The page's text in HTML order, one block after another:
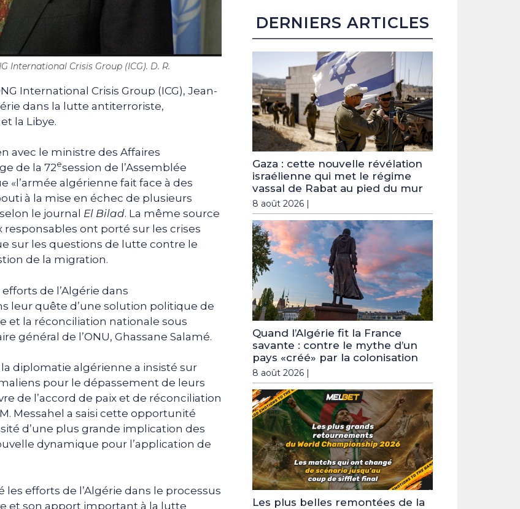
International Crisis Group (ICG). D. R.
International Crisis Group (ICG), Jean-
dans la lutte antiterroriste,
la Libye.
avec le ministre des Affaires
de la 72esession de l’Assemblée
«l’armée algérienne fait face à des
à la mise en échec de plusieurs
le journal El Bilad. La même source
ont porté sur les crises
sur les questions de lutte contre le
de la migration.
de l’Algérie dans
leur quête d’une solution politique de
et la réconciliation nationale sous
général de l’ONU, Ghassane Salamé.
diplomatie algérienne a insisté sur
pour le dépassement de leurs
de l’accord de paix et de réconciliation
Messahel a saisi cette opportunité
d’une plus grande implication des
dynamique pour l’application de
efforts de l’Algérie dans le processus
et son apport important à la lutte
DERNIERS ARTICLES
Gaza : cette nouvelle révélation
israélienne qui met le régime
vassal de Rabat au pied du mur
8 août 2026 |
Quand l’Algérie fit la France
savante : contre le mythe d’un
pays «créé» par la colonisation
8 août 2026 |
Les plus belles remontées de la